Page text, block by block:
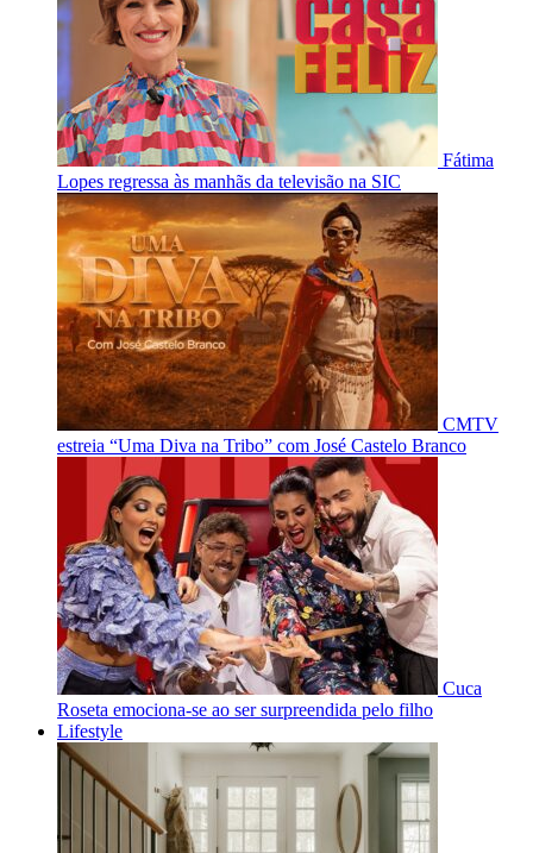
Fátima
Lopes regressa às manhãs da televisão na SIC
CMTV
estreia “Uma Diva na Tribo” com José Castelo Branco
Cuca
Roseta emociona-se ao ser surpreendida pelo filho
Lifestyle